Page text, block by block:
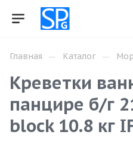
Главная — Каталог —
Креветки
панцире б/г
block 10.8 кг